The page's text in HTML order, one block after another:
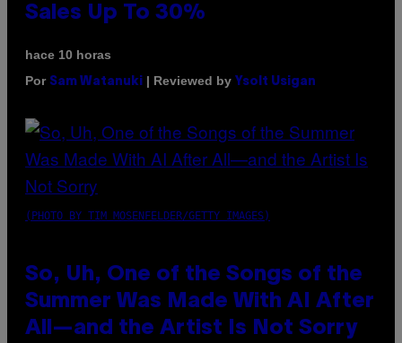
Sales Up To 30%
hace 10 horas
Por Sam Watanuki | Reviewed by Ysolt Usigan
(PHOTO BY TIM MOSENFELDER/GETTY IMAGES)
So, Uh, One of the Songs of the
Summer Was Made With AI After
All—and the Artist Is Not Sorry